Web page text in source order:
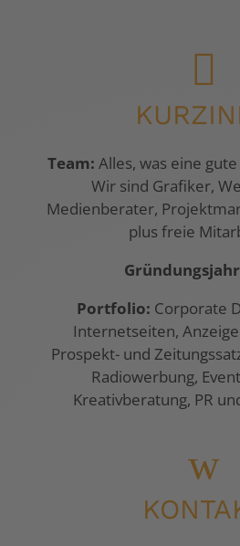

Team: Alles, was eine
Wir sind Grafiker,
Medienberater,
plus freie
Portfolio: Corporate
Internetseiten,
Prospekt- und
Radiowerbung,
Kreativberatung, PR
w